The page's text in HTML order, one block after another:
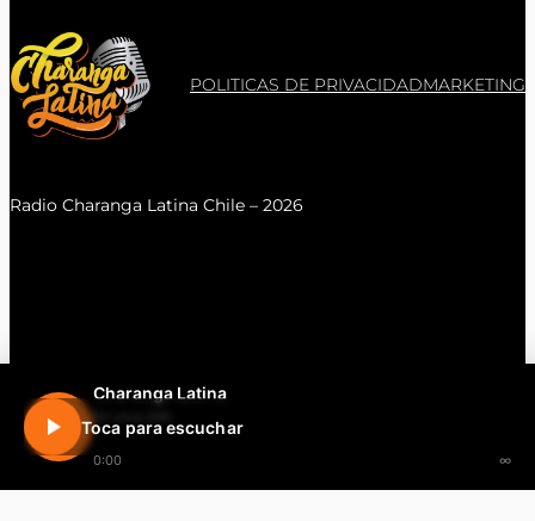
Charanga Latina
En vivo 24h
0:00 ∞
Toca para escuchar
POLITICAS DE PRIVACIDADMARKETING
Radio Charanga Latina Chile – 2026